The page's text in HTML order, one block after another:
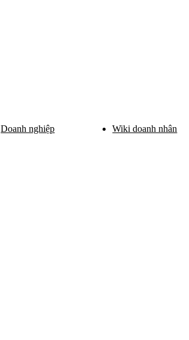
Doanh nghiệp Wiki doanh nhân